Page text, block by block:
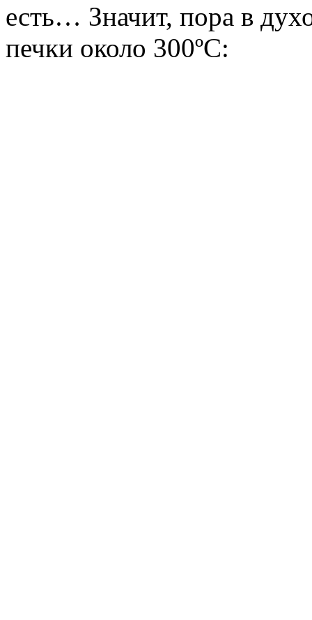
есть… Значит, пора в
печки около 300ºС: